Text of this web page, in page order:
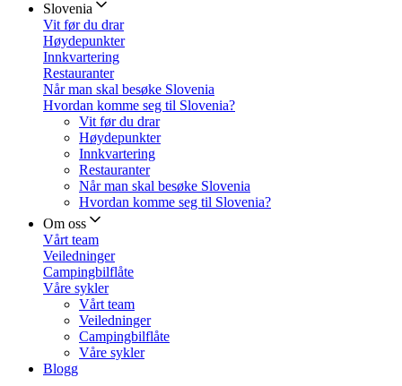
Slovenia
Vit før du drar
Høydepunkter
Innkvartering
Restauranter
Når man skal besøke Slovenia
Hvordan komme seg til Slovenia?
Vit før du drar
Høydepunkter
Innkvartering
Restauranter
Når man skal besøke Slovenia
Hvordan komme seg til Slovenia?
Om oss
Vårt team
Veiledninger
Campingbilflåte
Våre sykler
Vårt team
Veiledninger
Campingbilflåte
Våre sykler
Blogg